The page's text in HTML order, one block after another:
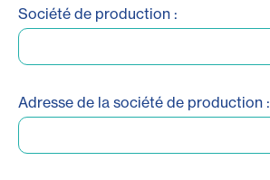
Société de production :
Adresse de la société de production :